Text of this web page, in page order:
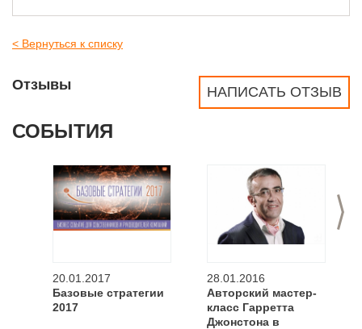
< Вернуться к списку
НАПИСАТЬ ОТЗЫВ
Отзывы
СОБЫТИЯ
>
20.01.2017
Базовые стратегии
2017
28.01.2016
Авторский мастер-
класс Гарретта
Джонстона в